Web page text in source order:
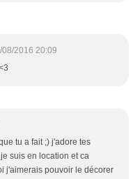
08/2016 20:09
tu a fait ;) j'adore tes
suis en location et ca
j'aimerais pouvoir le décorer